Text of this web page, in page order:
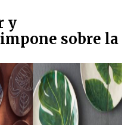
y
sobre la